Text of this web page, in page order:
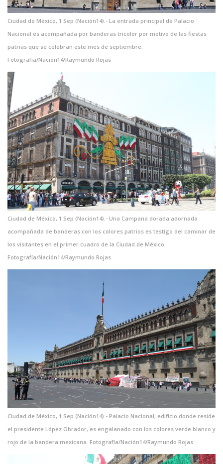
Ciudad de México, 1 Sep (Nación14).- La entrada principal de Palacio
Nacional es acompañada por banderas tricolor por motivo de las fiestas
patrias que se celebran este mes de septiembre.
Fotografía/Nación14/Raymundo Rojas
Ciudad de México, 1 Sep (Nación14).- Una Campana dorada adornada
acompañada de banderas con los colores patrios es testigo del caminar de
los visitantes en el primer cuadro de la Ciudad de México.
Fotografía/Nación14/Raymundo Rojas
Ciudad de México, 1 Sep (Nación14).- Palacio Nacional, edificio donde reside
el presidente López Obrador, es engalanado con los colores verde blanco y
rojo de la bandera mexicana. Fotografía/Nación14/Raymundo Rojas